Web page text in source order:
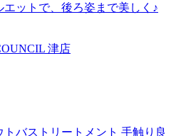
ットで、後ろ姿まで美しく♪
津店
バストリートメント 手触り良